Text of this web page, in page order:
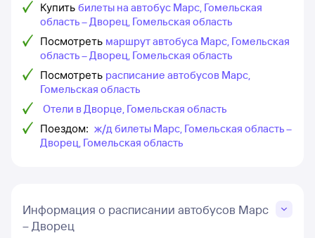
Купить билеты на автобус Марс, Гомельская
область – Дворец, Гомельская область
Посмотреть маршрут автобуса Марс, Гомельская
область – Дворец, Гомельская область
Посмотреть расписание автобусов Марс,
Гомельская область
Отели в Дворце, Гомельская область
Поездом: ж/д билеты Марс, Гомельская область –
Дворец, Гомельская область
Информация о расписании автобусов Марс
– Дворец